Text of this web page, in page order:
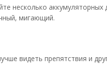
несколько
мигающий.
видеть препятствия и